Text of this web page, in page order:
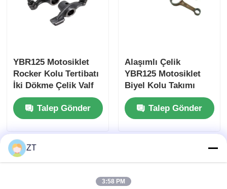
YBR125 Motosiklet
Rocker Kolu Tertibatı
İki Dökme Çelik Valf
Tahrik Parçası İle
Talep Gönder
Alaşımlı Çelik
YBR125 Motosiklet
Biyel Kolu Takımı
89MM Merkez
MesafesiTalep Gönder
ZT
3:58 PM